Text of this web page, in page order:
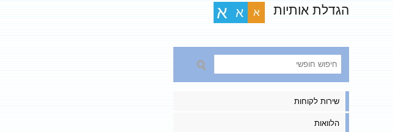
הגדלת אותיות א א א
שירות לקוחות
הלוואות